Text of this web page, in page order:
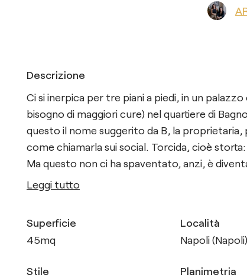
Descrizione
Ci si inerpica per tre piani a piedi, in un
bisogno di maggiori cure) nel quartiere di
questo il nome suggerito da B, la proprietaria,
come chiamarla sui social. Torcida, cioè
Ma questo non ci ha spaventato, anzi, è
Leggi tutto
Superficie
45mq
Località
Napoli (Napoli)
Stile
Planimetria